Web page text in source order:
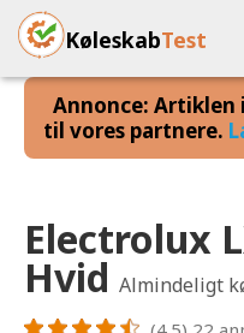
KøleskabTest
Annonce: Artiklen
til vores partnere.
Electrolux
Hvid Almindeligt